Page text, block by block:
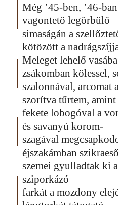
Még ’45-ben, ’46-
vagontető legörbülő
simaságán a
kötözött a
Meleget lehelő
zsákomban kölessel,
szalonnával, arcomat
szorítva tűrtem, amint
fekete lobogóval a
és savanyú korom-
szagával
éjszakámban
szemei gyulladtak ki
sziporkázó
farkát a mozdony